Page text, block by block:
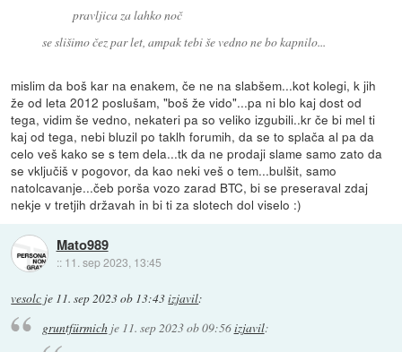
pravljica za lahko noč
se slišimo čez par let, ampak tebi še vedno ne bo kapnilo...
mislim da boš kar na enakem, če ne na slabšem...kot kolegi, k jih
že od leta 2012 poslušam, "boš že vido"...pa ni blo kaj dost od
tega, vidim še vedno, nekateri pa so veliko izgubili..kr če bi mel ti
kaj od tega, nebi bluzil po taklh forumih, da se to splača al pa da
celo veš kako se s tem dela...tk da ne prodaji slame samo zato da
se vključiš v pogovor, da kao neki veš o tem...bulšit, samo
natolcavanje...čeb porša vozo zarad BTC, bi se preseraval zdaj
nekje v tretjih državah in bi ti za slotech dol viselo :)
Mato989
:: 11. sep 2023, 13:45
vesolc je 11. sep 2023 ob 13:43izjavil:
gruntfürmichje 11. sep 2023 ob 09:56izjavil: